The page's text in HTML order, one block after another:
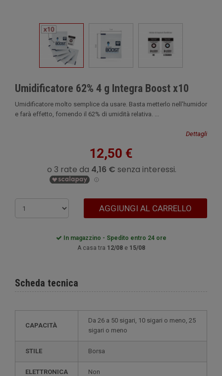
Umidificatore 62% 4 g Integra Boost x10
Umidificatore molto semplice da usare. Basta metterlo nell'humidor
e farà effetto, fornendo il 62% di umidità relativa. ...
Dettagli
12,50 €
AGGIUNGI AL CARRELLO
In magazzino - Spedito entro 24 ore
A casa tra 12/08e 15/08
Scheda tecnica
CAPACITÀ
da 26 a 50 sigari, 10 sigari o meno, 25
sigari o meno
STILE borsa
ELETTRONICA non